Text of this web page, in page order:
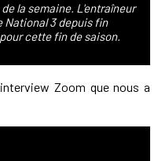
la semaine. L'entraîneur
National 3 depuis fin
cette fin de saison.
Zoom que nous a